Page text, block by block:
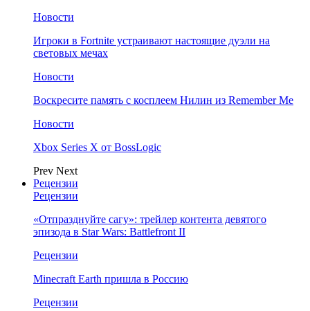
Новости
Игроки в Fortnite устраивают настоящие дуэли на
световых мечах
Новости
Воскресите память с косплеем Нилин из Remember Me
Новости
Xbox Series X от BossLogic
Prev Next
Рецензии
Рецензии
«Отпразднуйте сагу»: трейлер контента девятого
эпизода в Star Wars: Battlefront II
Рецензии
Minecraft Earth пришла в Россию
Рецензии